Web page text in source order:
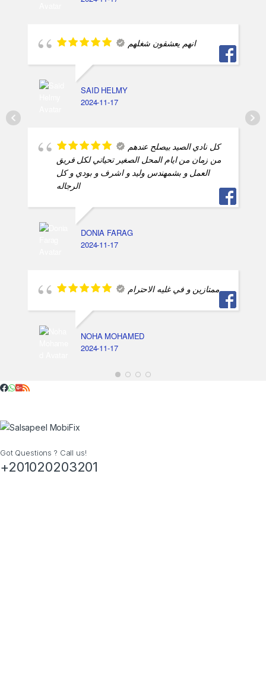
انهم يعشقون شغلهم
SAID HELMY
2024-11-17
كل نادي الصيد بيصلح عندهم
من زمان من ايام المحل الصغير تحياتي لكل فريق
العمل و بشمهندس وليد و اشرف و بودي و كل
الرجاله
DONIA FARAG
2024-11-17
ممتازين و في غليه الاحترام
NOHA MOHAMED
2024-11-17
Got Questions ? Call us!
+201020203201